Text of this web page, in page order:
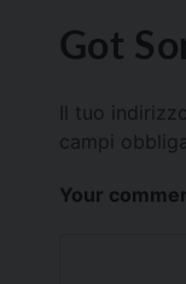
Got
Il tuo
campi
Your